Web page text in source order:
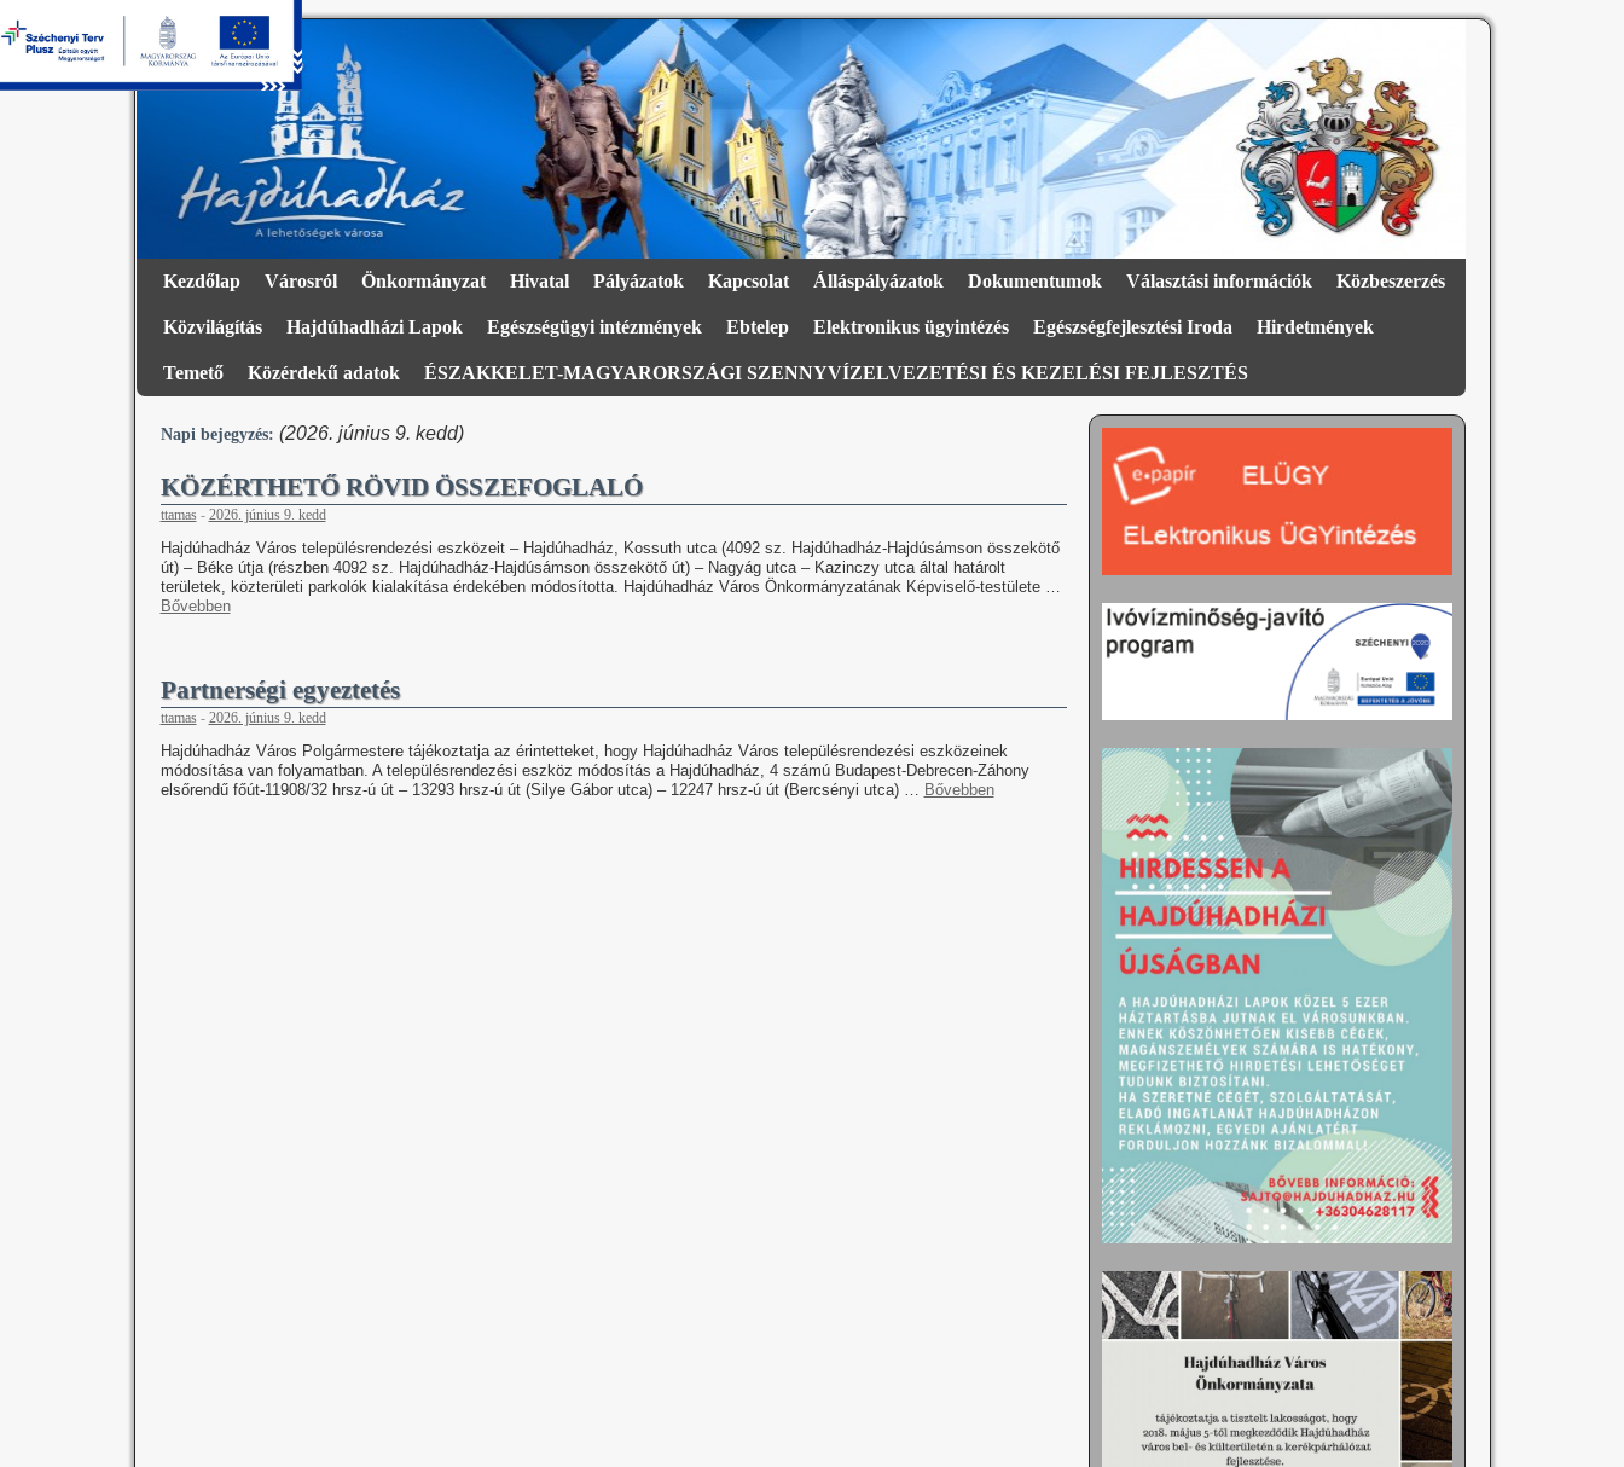
Kezdőlap Városról Önkormányzat Hivatal Pályázatok Kapcsolat Álláspályázatok Dokumentumok Választási információk Közbeszerzés
Közvilágítás Hajdúhadházi Lapok Egészségügyi intézmények Ebtelep Elektronikus ügyintézés Egészségfejlesztési Iroda Hirdetmények
Temető Közérdekű adatok ÉSZAKKELET-MAGYARORSZÁGI SZENNYVÍZELVEZETÉSI ÉS KEZELÉSI FEJLESZTÉS
Napi bejegyzés: (2026. június 9. kedd)
KÖZÉRTHETŐ RÖVID ÖSSZEFOGLALÓ
ttamas- 2026. június 9. kedd
Hajdúhadház Város településrendezési eszközeit – Hajdúhadház, Kossuth utca (4092 sz. Hajdúhadház-Hajdúsámson összekötő
út) – Béke útja (részben 4092 sz. Hajdúhadház-Hajdúsámson összekötő út) – Nagyág utca – Kazinczy utca által határolt
területek, közterületi parkolók kialakítása érdekében módosította. Hajdúhadház Város Önkormányzatának Képviselő-testülete …
Bővebben
Partnerségi egyeztetés
ttamas- 2026. június 9. kedd
Hajdúhadház Város Polgármestere tájékoztatja az érintetteket, hogy Hajdúhadház Város településrendezési eszközeinek
módosítása van folyamatban. A településrendezési eszköz módosítás a Hajdúhadház, 4 számú Budapest-Debrecen-Záhony
elsőrendű főút-11908/32 hrsz-ú út – 13293 hrsz-ú út (Silye Gábor utca) – 12247 hrsz-ú út (Bercsényi utca) … Bővebben